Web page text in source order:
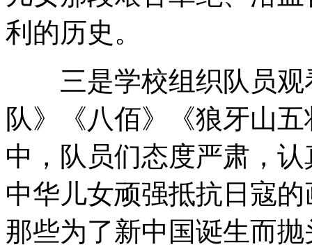
利的历史。
三是学校组织队员观
队》《八佰》《狼牙山
中，队员们态度严肃，
中华儿女顽强抵抗日寇
那些为了新中国诞生而